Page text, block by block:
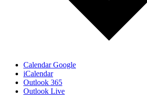
Calendar Google
iCalendar
Outlook 365
Outlook Live